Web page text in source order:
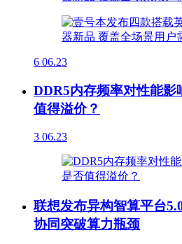
6 06.23
DDR5内存频率对性能影
值得溢价？
3 06.23
联想发布异构智算平台
协同突破算力瓶颈